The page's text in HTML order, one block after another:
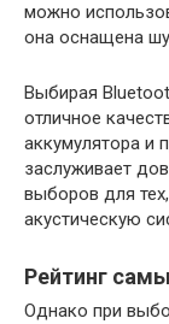
можно
она оснащена
Выбирая
отличное
аккумулятора и
заслуживает
выборов для
акустическую
Рейтинг
Однако при